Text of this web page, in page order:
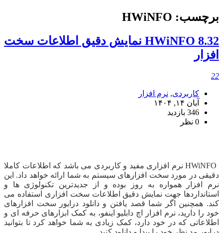
برچسب: HWiNFO
HWiNFO 8.32 نمایش دقیق اطلاعات سخت
افزار
22
کاربردی, نرم افزار
آبان ۱۴, ۱۴۰۴
346 بازدید
0 نظر
HWiNFO نرم افزاری مفید و کاربردی می باشد که اطلاعات کاملا
دقیقی در مورد سخت افزارهای سیستم به شما ارائه خواهد داد. این
نرم افزار همواره به روز بوده و از جدیدترین تکنولوژی ها و
استانداردها جهت نمایش دقیق اطلاعات سخت افزاری استفاده می
کند. همچنین اگر شما قصد یافتن و دانلود درایور سخت افزارهای
خود را دارید، نرم افزار اچ دابلیو اینفو، به کمک ابزارهای حرفه ای و
اطلاعاتی که در خود دارد، کمک زیادی به شما خواهد کرد تا بتوانید